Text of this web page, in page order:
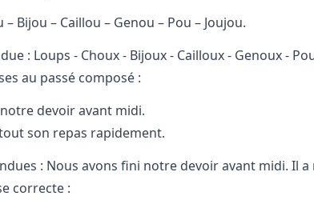
– Bijou – Caillou – Genou – Pou – Joujou.
: Loups - Choux - Bijoux - Cailloux - Genoux -
au passé composé :
devoir avant midi.
son repas rapidement.
: Nous avons fini notre devoir avant midi. Il
correcte :